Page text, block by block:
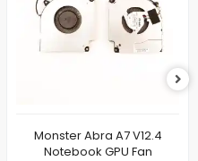
Monster Abra A7 V12.4
Notebook GPU Fan